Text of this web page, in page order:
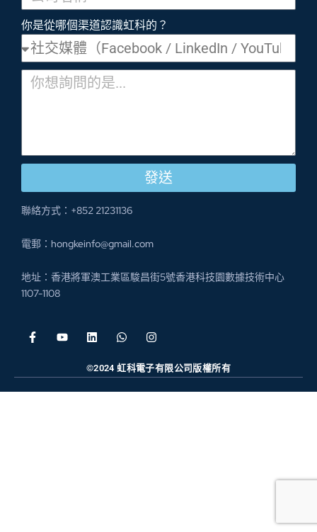
你是從哪個渠道認識虹科的？
發送
聯絡方式：+852 21231136
電郵：hongkeinfo@gmail.com
地址：香港將軍澳工業區駿昌街5號香港科技園數據技術中心
1107-1108
©2024 虹科電子有限公司版權所有